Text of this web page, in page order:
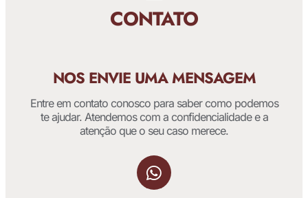
CONTATO
NOS ENVIE UMA MENSAGEM
Entre em contato conosco para saber como podemos
te ajudar. Atendemos com a confidencialidade e a
atenção que o seu caso merece.